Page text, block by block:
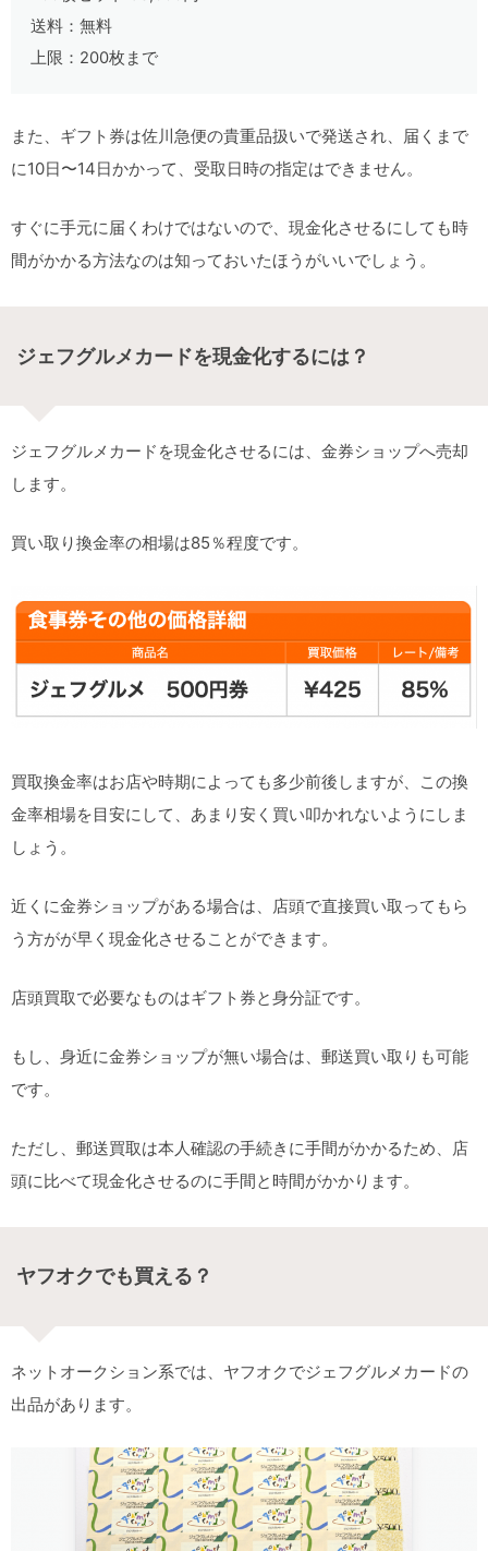
送料：無料
上限：200枚まで
また、ギフト券は佐川急便の貴重品扱いで発送され、届くまで
に10日〜14日かかって、受取日時の指定はできません。
すぐに手元に届くわけではないので、現金化させるにしても時
間がかかる方法なのは知っておいたほうがいいでしょう。
ジェフグルメカードを現金化するには？
ジェフグルメカードを現金化させるには、金券ショップへ売却
します。
買い取り換金率の相場は85％程度です。
買取換金率はお店や時期によっても多少前後しますが、この換
金率相場を目安にして、あまり安く買い叩かれないようにしま
しょう。
近くに金券ショップがある場合は、店頭で直接買い取ってもら
う方がが早く現金化させることができます。
店頭買取で必要なものはギフト券と身分証です。
もし、身近に金券ショップが無い場合は、郵送買い取りも可能
です。
ただし、郵送買取は本人確認の手続きに手間がかかるため、店
頭に比べて現金化させるのに手間と時間がかかります。
ヤフオクでも買える？
ネットオークション系では、ヤフオクでジェフグルメカードの
出品があります。